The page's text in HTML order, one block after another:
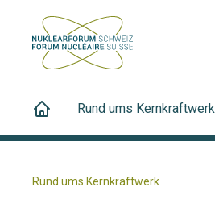
Rund ums Kernkraftwerk
Rund ums Kernkraftwerk